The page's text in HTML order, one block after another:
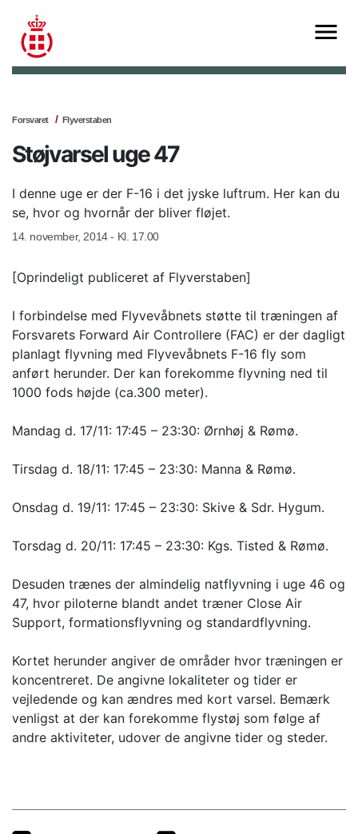
Forsvaret Flyverstaben
Støjvarsel uge 47
I denne uge er der F-16 i det jyske luftrum. Her kan du
se, hvor og hvornår der bliver fløjet.
14. november, 2014 - Kl. 17.00
[Oprindeligt publiceret af Flyverstaben]
I forbindelse med Flyvevåbnets støtte til træningen af
Forsvarets Forward Air Controllere (FAC) er der dagligt
planlagt flyvning med Flyvevåbnets F-16 fly som
anført herunder. Der kan forekomme flyvning ned til
1000 fods højde (ca.300 meter).
Mandag d. 17/11: 17:45 – 23:30: Ørnhøj & Rømø.
Tirsdag d. 18/11: 17:45 – 23:30: Manna & Rømø.
Onsdag d. 19/11: 17:45 – 23:30: Skive & Sdr. Hygum.
Torsdag d. 20/11: 17:45 – 23:30: Kgs. Tisted & Rømø.
Desuden trænes der almindelig natflyvning i uge 46 og
47, hvor piloterne blandt andet træner Close Air
Support, formationsflyvning og standardflyvning.
Kortet herunder angiver de områder hvor træningen er
koncentreret. De angivne lokaliteter og tider er
vejledende og kan ændres med kort varsel. Bemærk
venligst at der kan forekomme flystøj som følge af
andre aktiviteter, udover de angivne tider og steder.